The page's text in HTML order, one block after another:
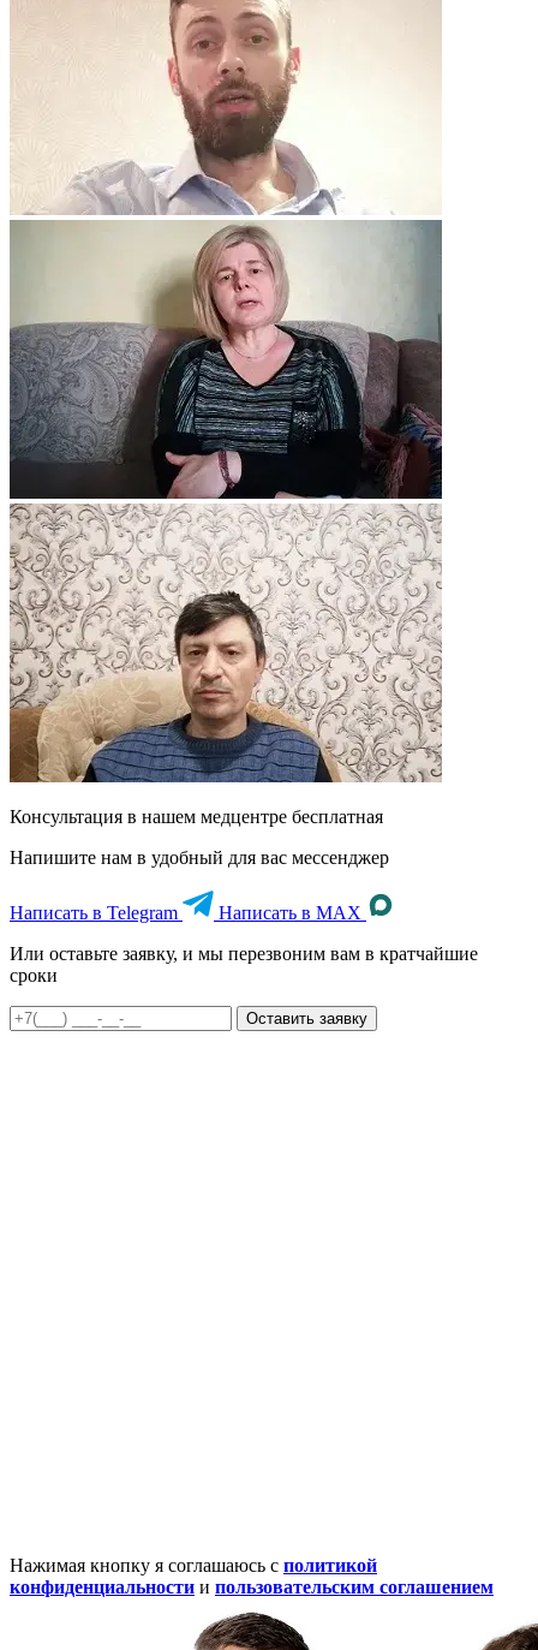
Консультация в нашем медцентре бесплатная
Напишите нам в удобный для вас мессенджер
Написать в Telegram
Написать в MAX
Или оставьте заявку, и мы перезвоним вам в кратчайшие
сроки
Оставить заявку
Нажимая кнопку я соглашаюсь с политикой
конфиденциальности и пользовательским соглашением